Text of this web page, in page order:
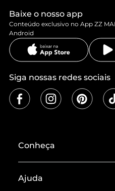
Baixe o nosso app
Conteúdo exclusivo no App ZZ
Android
Siga nossas redes sociais
Conheça
Termos de Uso
Ajuda